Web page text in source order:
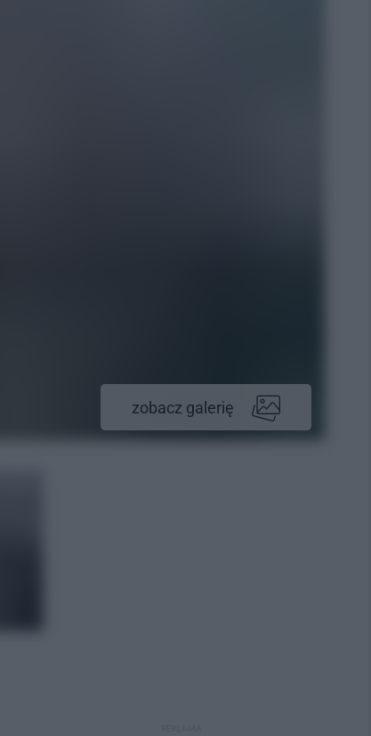
zobacz galerię